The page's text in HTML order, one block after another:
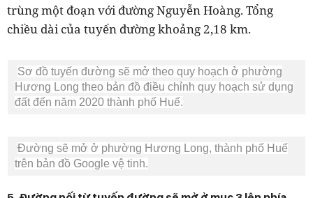
trùng một đoạn với đường Nguyễn Hoàng. Tổng
chiều dài của tuyến đường khoảng 2,18 km.
Sơ đồ tuyến đường sẽ mở theo quy hoạch ở phường
Hương Long theo bản đồ điều chỉnh quy hoạch sử dụng
đất đến năm 2020 thành phố Huế.
Đường sẽ mở ở phường Hương Long, thành phố Huế
trên bản đồ Google vệ tinh.